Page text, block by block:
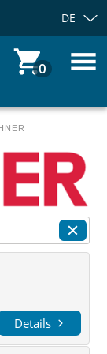
DE
0
Details